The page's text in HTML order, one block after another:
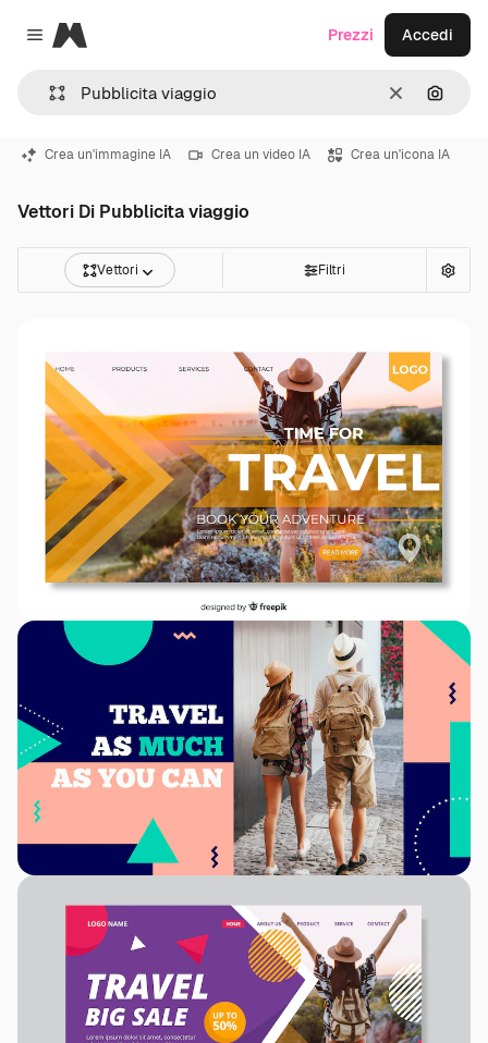
Close menu
Magnific
CancellaCerca
Prezzi Accedi
Crea un'immagine IA Crea un video IA Crea un'icona IA
Vettori Di Pubblicita viaggio
Vettori Filtri